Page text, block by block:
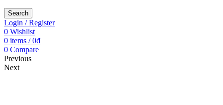
Search
Login / Register
0 Wishlist
0 items / 0₫
0 Compare
Previous
Next